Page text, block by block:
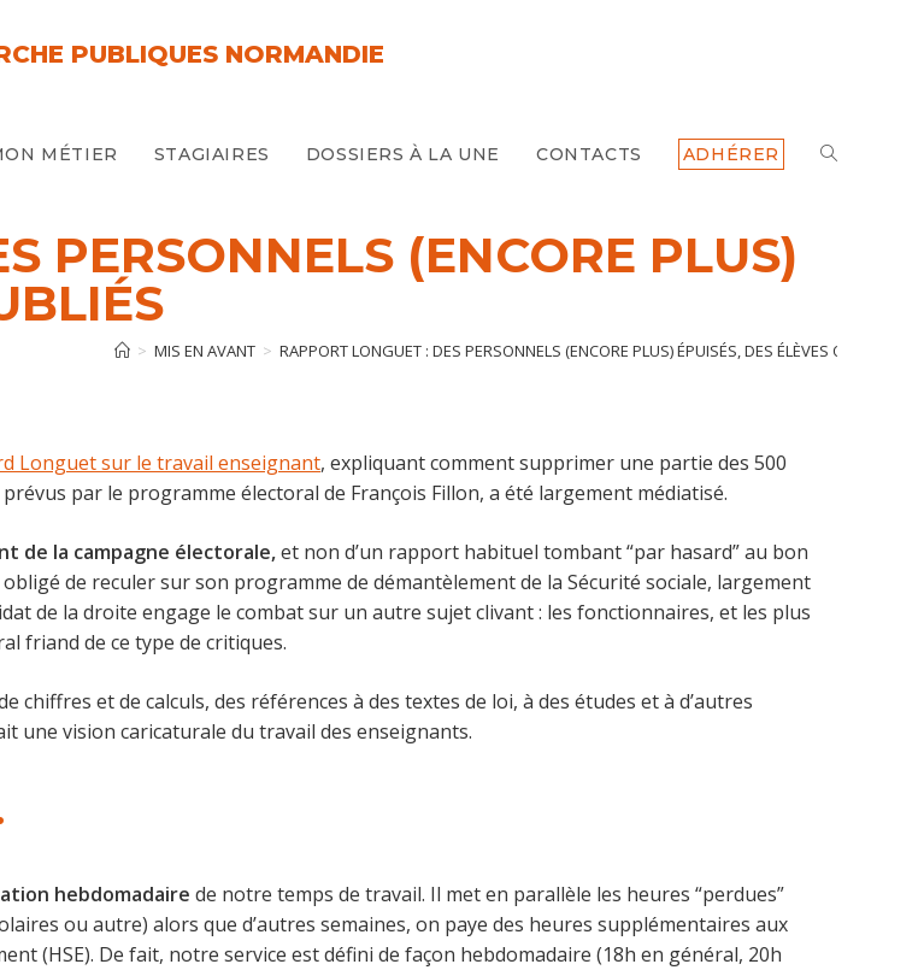
PUBLIQUES NORMANDIE
MÉTIER STAGIAIRES DOSSIERS À LA UNE CONTACTS ADHÉRER TOGGLE
PERSONNELS (ENCORE PLUS)
> MIS EN AVANT > RAPPORT LONGUET : DES PERSONNELS (ENCORE PLUS) ÉPUISÉS, DES ÉLÈVES OUBLIÉS
Longuet sur le travail enseignant, expliquant comment supprimer une partie des 500
par le programme électoral de François Fillon, a été largement médiatisé.
de la campagne électorale,et non d’un rapport habituel tombant “par hasard” au bon
de reculer sur son programme de démantèlement de la Sécurité sociale, largement
de la droite engage le combat sur un autre sujet clivant : les fonctionnaires, et les plus
friand de ce type de critiques.
et de calculs, des références à des textes de loi, à des études et à d’autres
une vision caricaturale du travail des enseignants.
hebdomadaire de notre temps de travail. Il met en parallèle les heures “perdues”
ou autre) alors que d’autres semaines, on paye des heures supplémentaires aux
(HSE). De fait, notre service est défini de façon hebdomadaire (18h en général, 20h